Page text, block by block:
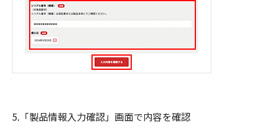
5.「製品情報入力確認」画面で内容を確認